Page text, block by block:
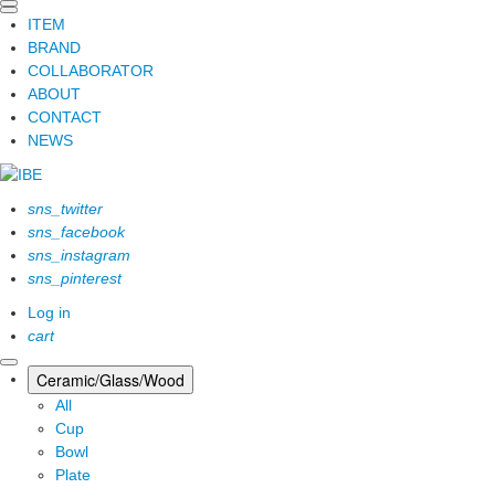
ITEM
BRAND
COLLABORATOR
ABOUT
CONTACT
NEWS
sns_twitter
sns_facebook
sns_instagram
sns_pinterest
Log in
cart
Ceramic/Glass/Wood
All
Cup
Bowl
Plate